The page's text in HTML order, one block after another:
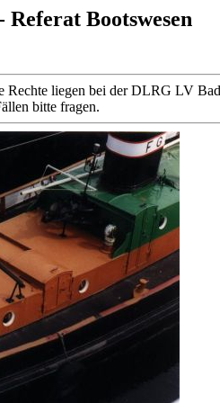
Bootswesen
liegen bei der DLRG LV
bitte fragen.